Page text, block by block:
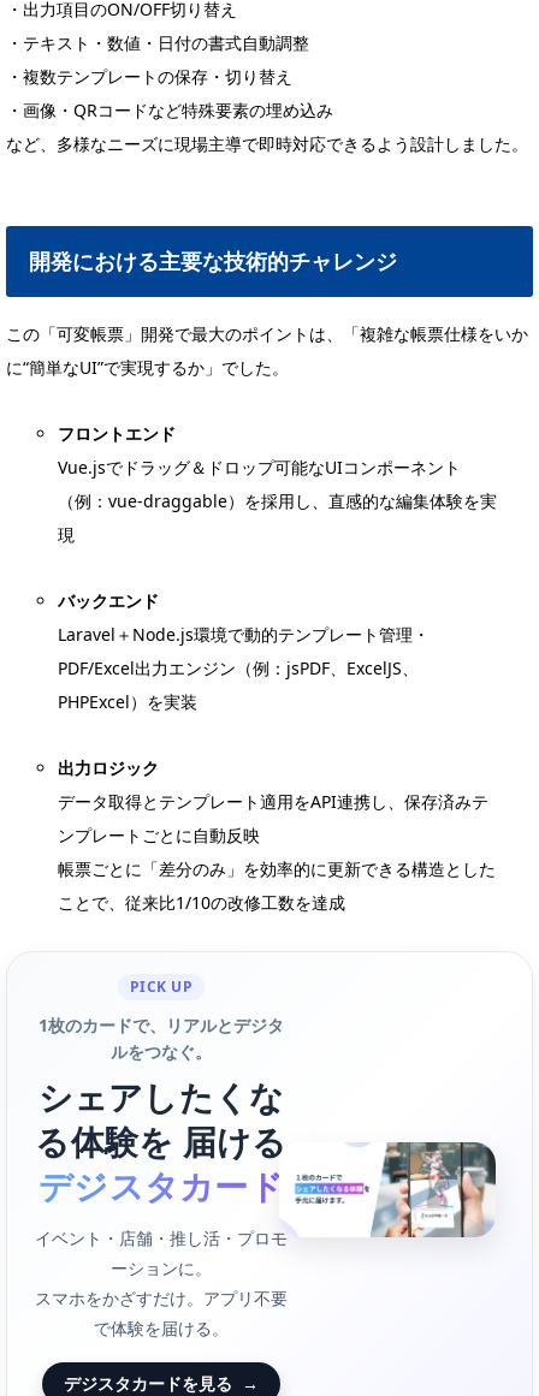
・出力項目のON/OFF切り替え
・テキスト・数値・日付の書式自動調整
・複数テンプレートの保存・切り替え
・画像・QRコードなど特殊要素の埋め込み
など、多様なニーズに現場主導で即時対応できるよう設計しました。
開発における主要な技術的チャレンジ
この「可変帳票」開発で最大のポイントは、「複雑な帳票仕様をいか
に“簡単なUI”で実現するか」でした。
フロントエンド
Vue.jsでドラッグ＆ドロップ可能なUIコンポーネント
（例：vue-draggable）を採用し、直感的な編集体験を実
現
バックエンド
Laravel＋Node.js環境で動的テンプレート管理・
PDF/Excel出力エンジン（例：jsPDF、ExcelJS、
PHPExcel）を実装
出力ロジック
データ取得とテンプレート適用をAPI連携し、保存済みテ
ンプレートごとに自動反映
帳票ごとに「差分のみ」を効率的に更新できる構造とした
ことで、従来比1/10の改修工数を達成
PICK UP
1枚のカードで、リアルとデジタ
ルをつなぐ。
シェアしたくな
る体験を 届ける
デジスタカード
イベント・店舗・推し活・プロモ
ーションに。
スマホをかざすだけ。アプリ不要
で体験を届ける。
デジスタカードを見る →